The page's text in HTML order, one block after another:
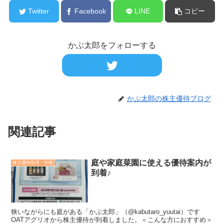
Twitter Facebook LINE コピー
かぶ太郎をフォローする
かぶ太郎の株主優待ブログ
関連記事
株主優待取得・到着
庭や家庭菜園に使える優待案内が
到着♪
狭いながらにも庭がある「かぶ太郎」（@kabutaro_yuutai）です
OATアグリオから株主優待が到着しました。＜こんな方におすすめ＞